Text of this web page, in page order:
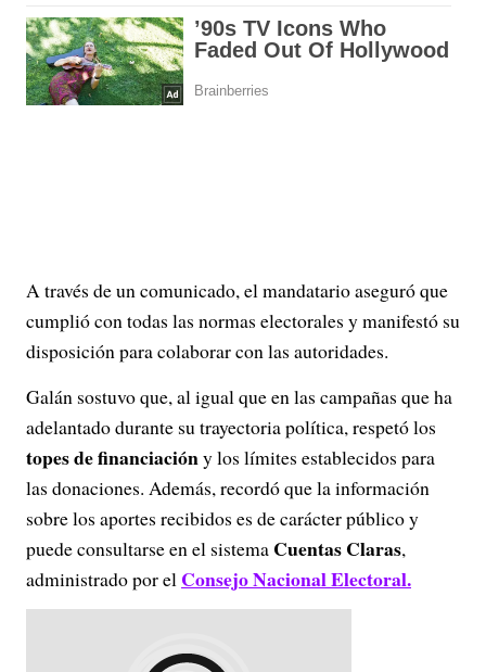
A través de un comunicado, el mandatario aseguró que
cumplió con todas las normas electorales y manifestó su
disposición para colaborar con las autoridades.
Galán sostuvo que, al igual que en las campañas que ha
adelantado durante su trayectoria política, respetó los
topes de financiacióny los límites establecidos para
las donaciones. Además, recordó que la información
sobre los aportes recibidos es de carácter público y
puede consultarse en el sistema Cuentas Claras,
administrado por el Consejo Nacional Electoral.